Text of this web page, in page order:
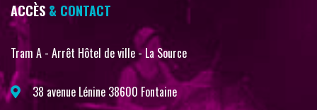
ACCÈS & CONTACT
Tram A - Arrêt Hôtel de ville - La Source
38 avenue Lénine 38600 Fontaine